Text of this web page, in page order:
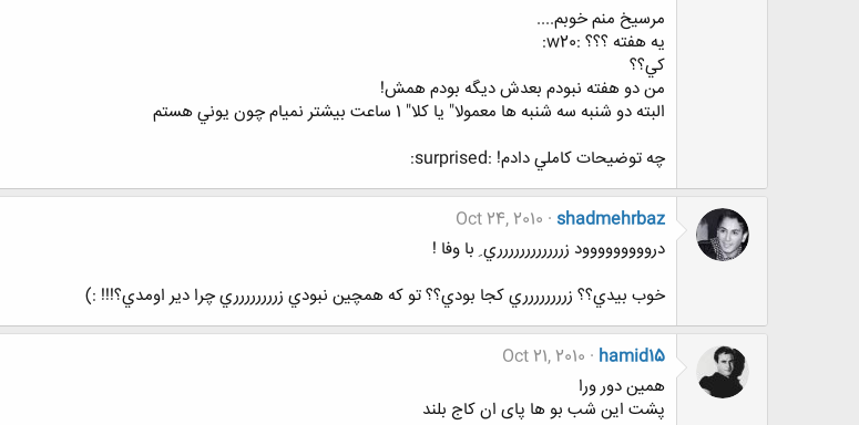
مرسيخ منم خوبم....
يه هفته ؟؟؟ :w20:
كي؟؟
من دو هفته نبودم بعدش ديگه بودم همش!
البته دو شنبه سه شنبه ها معمولا" يا كلا" 1 ساعت بيشتر نميام چون يوني هستم
چه توضيحات كاملي دادم! :surprised:
shadmehrbaz
Oct 24, 2010
درووووووووود زرررررررررررري ِ با وفا !
خوب بيدي؟؟ زرررررررري كجا بودي؟؟ تو كه همچين نبودي زرررررررري چرا دير اومدي؟!!! :)
hamid15
Oct 21, 2010
همین دور ورا
پشت این شب بو ها پای ان کاج بلند